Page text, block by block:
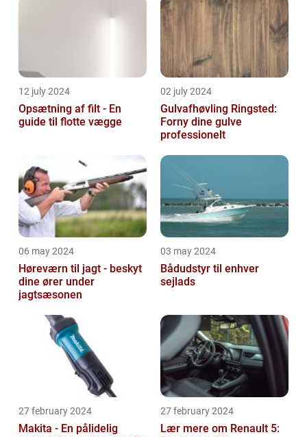
12 july 2024
Opsætning af filt - En
guide til flotte vægge
02 july 2024
Gulvafhøvling Ringsted:
Forny dine gulve
professionelt
06 may 2024
Høreværn til jagt - beskyt
dine ører under
jagtsæsonen
03 may 2024
Bådudstyr til enhver
sejlads
27 february 2024
Makita - En pålidelig
27 february 2024
Lær mere om Renault 5: